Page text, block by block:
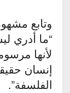
وتابع
“ما أدري
لأنها
إنسان
الفلسفة”.